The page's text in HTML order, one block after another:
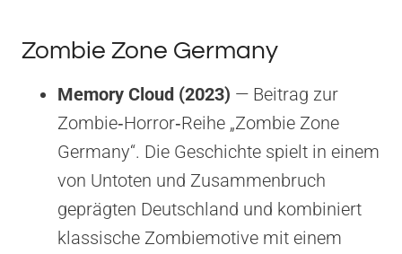
Zombie Zone Germany
Memory Cloud (2023) — Beitrag zur
Zombie‑Horror‑Reihe „Zombie Zone
Germany“. Die Geschichte spielt in einem
von Untoten und Zusammenbruch
geprägten Deutschland und kombiniert
klassische Zombiemotive mit einem